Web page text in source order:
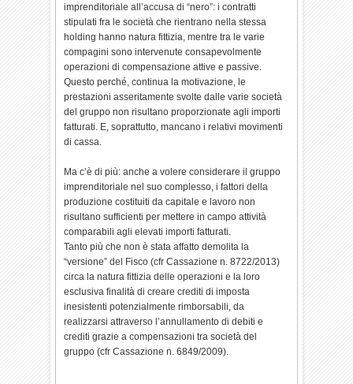
imprenditoriale all’accusa di “nero”: i contratti
stipulati fra le società che rientrano nella stessa
holding hanno natura fittizia, mentre tra le varie
compagini sono intervenute consapevolmente
operazioni di compensazione attive e passive.
Questo perché, continua la motivazione, le
prestazioni asseritamente svolte dalle varie società
del gruppo non risultano proporzionate agli importi
fatturati. E, soprattutto, mancano i relativi movimenti
di cassa.
Ma c’è di più: anche a volere considerare il gruppo
imprenditoriale nel suo complesso, i fattori della
produzione costituiti da capitale e lavoro non
risultano sufficienti per mettere in campo attività
comparabili agli elevati importi fatturati.
Tanto più che non è stata affatto demolita la
“versione” del Fisco (cfr Cassazione n. 8722/2013)
circa la natura fittizia delle operazioni e la loro
esclusiva finalità di creare crediti di imposta
inesistenti potenzialmente rimborsabili, da
realizzarsi attraverso l’annullamento di debiti e
crediti grazie a compensazioni tra società del
gruppo (cfr Cassazione n. 6849/2009).